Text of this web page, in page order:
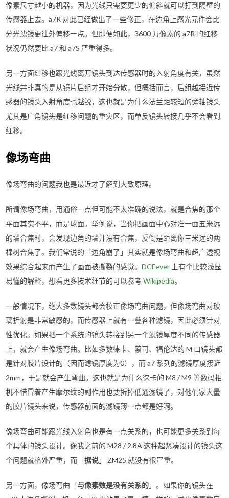
像素尺寸越小的机器，因为光线只需要更少的偏斜就可以打到隔壁的
传感器上去。a7R 对此已经做出了一些修正，在边角上感光元件会比
分光滤镜更往外偏移一点。但即便如此，3600 万像素的 a7R 的红移
状况仍然要比 a7 和 a7S 严重得多。
另一方面红移也跟光线离开镜头到达传感器时的入射角度有关，虽然
光线并非真的是从镜片后组才开始分散，但概括而言，后组越接近传
感器的镜头入射角度也越锐，这也就是为什么法兰距较短的旁轴镜头
尤其是广角镜头是红移问题的重灾区，而单反镜头转接几乎不会看到
红移。
像场弯曲
像场弯曲的问题我也是最近才了解到大致原理。
所谓像场弯曲，用通俗一点但可能不太准确的说法，就是合焦的那个
平面其实不平，而是球面。举例说，当你把画面中心对准一面五米远
的墙合焦时，会发现边角的墙并没有合焦，反倒是距离你三米远的两
棵树合焦了。我们常说的「边角崩了」其实就是像场弯曲和超广透视
效果综合起来而产生了画面被撕裂的感觉。DCFever 上有个比较浅显
易懂的解释，想看更多技术细节的可以参考Wikipedia。
一般情况下，绝大多数镜头都会校正像场弯曲问题，但像场弯曲对玻
璃折射是非常敏感的，而传感器上就有一叠各种滤镜，因此必须针对
性优化。如果把一个系统的镜头转接到另一个滤镜厚度不同的传感器
上，就会产生像场弯曲。比如多数徕卡、蔡司、福伦达的 M 口镜头都
是针对胶片设计的（因而滤镜厚度为0），而 a7 系列的滤镜厚度接近
2mm，于是就会产生弯曲。这也就是为什么徕卡的 M8 / M9 等数码相
机不惜冒着产生摩尔纹的副作用也要拆掉低通滤镜了，对他们家大量
的胶片镜头来说，传感器前面的滤镜薄一点都是好啊。
像场弯曲可能跟光线入射角也是有一点关系的，也可能更多关系到每
个具体的镜头设计。像我之前的 M28 / 2.8A 这种超紧凑设计的镜头这
个问题就格外严重，而「据说」 ZM25 就没有很严重。
另一方面，像场弯曲「与像素数是没有关系的」。如果你的镜头在